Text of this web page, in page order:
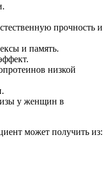
прочность и
и память.
низкой
у женщин в
может получить из: